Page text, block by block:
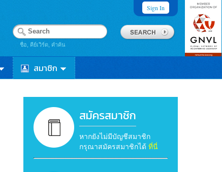
Sign In
ชื่อ, คีย์เวิร์ด, คำค้น
สมาชิก
สมัครสมาชิก
หากยังไม่มีบัญชีสมาชิก
กรุณาสมัครสมาชิกได้ ที่นี่